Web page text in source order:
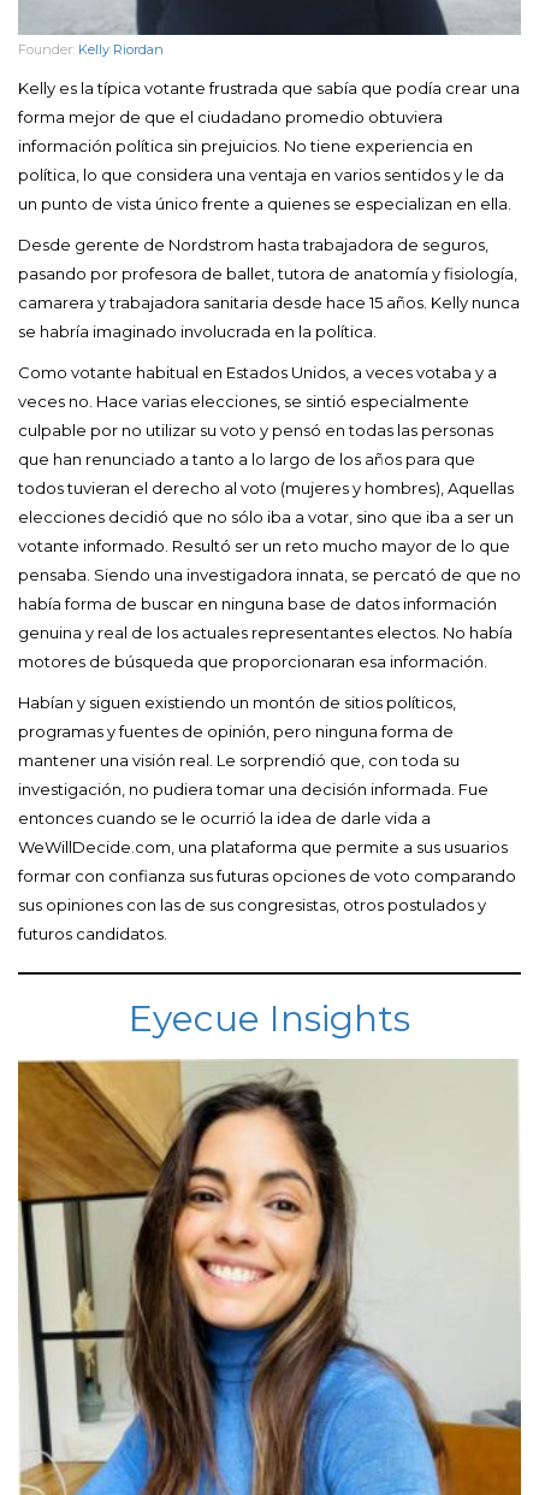
Founder: Kelly Riordan
Kelly es la típica votante frustrada que sabía que podía crear una
forma mejor de que el ciudadano promedio obtuviera
información política sin prejuicios. No tiene experiencia en
política, lo que considera una ventaja en varios sentidos y le da
un punto de vista único frente a quienes se especializan en ella.
Desde gerente de Nordstrom hasta trabajadora de seguros,
pasando por profesora de ballet, tutora de anatomía y fisiología,
camarera y trabajadora sanitaria desde hace 15 años. Kelly nunca
se habría imaginado involucrada en la política.
Como votante habitual en Estados Unidos, a veces votaba y a
veces no. Hace varias elecciones, se sintió especialmente
culpable por no utilizar su voto y pensó en todas las personas
que han renunciado a tanto a lo largo de los años para que
todos tuvieran el derecho al voto (mujeres y hombres), Aquellas
elecciones decidió que no sólo iba a votar, sino que iba a ser un
votante informado. Resultó ser un reto mucho mayor de lo que
pensaba. Siendo una investigadora innata, se percató de que no
había forma de buscar en ninguna base de datos información
genuina y real de los actuales representantes electos. No había
motores de búsqueda que proporcionaran esa información.
Habían y siguen existiendo un montón de sitios políticos,
programas y fuentes de opinión, pero ninguna forma de
mantener una visión real. Le sorprendió que, con toda su
investigación, no pudiera tomar una decisión informada. Fue
entonces cuando se le ocurrió la idea de darle vida a
WeWillDecide.com, una plataforma que permite a sus usuarios
formar con confianza sus futuras opciones de voto comparando
sus opiniones con las de sus congresistas, otros postulados y
futuros candidatos.
Eyecue Insights